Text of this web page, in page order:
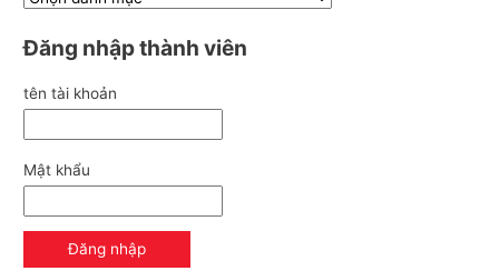
Đăng nhập thành viên
tên tài khoản
Mật khẩu